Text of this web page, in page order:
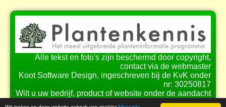
Alle tekst en foto's zijn beschermd door copyright,
contact via de webmaster
Koot Software Design, ingeschreven bij de KvK onder
nr: 30250817
Wilt u uw bedrijf, product of website onder de aandacht
brengen bij onze bezoekers?